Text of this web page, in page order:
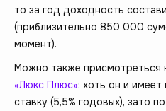
то за год доходность
(приблизительно 850 000
момент).
Можно также присмотреться
«Люкс Плюс»: хоть он и
ставку (5,5% годовых), зато